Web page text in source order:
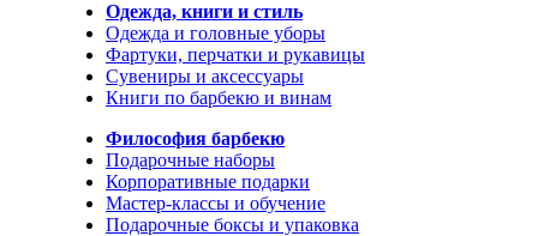
Одежда, книги и стиль
Одежда и головные уборы
Фартуки, перчатки и рукавицы
Сувениры и аксессуары
Книги по барбекю и винам
Философия барбекю
Подарочные наборы
Корпоративные подарки
Мастер-классы и обучение
Подарочные боксы и упаковка